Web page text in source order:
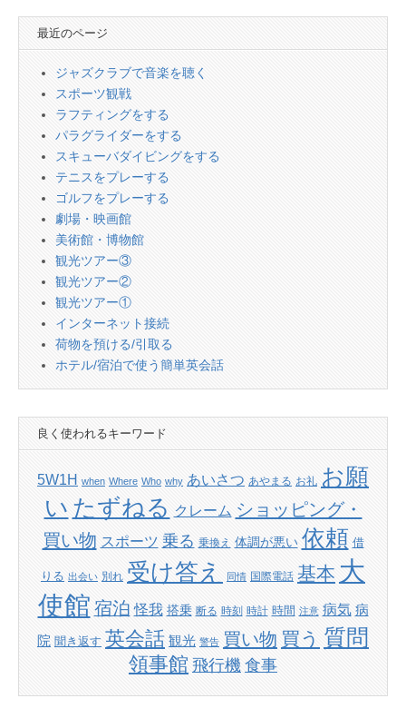
最近のページ
ジャズクラブで音楽を聴く
スポーツ観戦
ラフティングをする
パラグライダーをする
スキューバダイビングをする
テニスをプレーする
ゴルフをプレーする
劇場・映画館
美術館・博物館
観光ツアー③
観光ツアー②
観光ツアー①
インターネット接続
荷物を預ける/引取る
ホテル/宿泊で使う簡単英会話
良く使われるキーワード
5W1H when Where Who why あいさつ あやまる お礼 お願
い たずねる クレーム ショッピング・
買い物 スポーツ 乗る 乗換え 体調が悪い 依頼 借
りる 出会い 別れ 受け答え 同情 国際電話 基本 大
使館 宿泊 怪我 搭乗 断る 時刻 時計 時間 注意 病気 病
院 聞き返す 英会話 観光 警告 買い物 買う 質問
領事館 飛行機 食事